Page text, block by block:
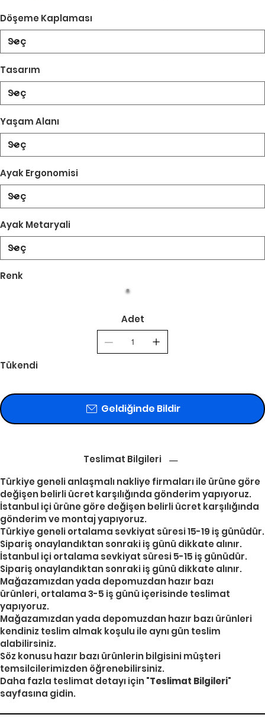
Döşeme Kaplaması
Tasarım
Yaşam Alanı
Ayak Ergonomisi
Ayak Metaryali
Renk
Adet
Tükendi
Geldiğinde Bildir
Teslimat Bilgileri
Türkiye geneli anlaşmalı nakliye firmaları ile ürüne göre
değişen belirli ücret karşılığında gönderim yapıyoruz.
İstanbul içi ürüne göre değişen belirli ücret karşılığında
gönderim ve montaj yapıyoruz.
Türkiye geneli ortalama sevkiyat süresi 15-19 iş günüdür.
Sipariş onaylandıktan sonraki iş günü dikkate alınır.
İstanbul içi ortalama sevkiyat süresi 5-15 iş günüdür.
Sipariş onaylandıktan sonraki iş günü dikkate alınır.
Mağazamızdan yada depomuzdan hazır bazı
ürünleri, ortalama 3-5 iş günü içerisinde teslimat
yapıyoruz.
Mağazamızdan yada depomuzdan hazır bazı ürünleri
kendiniz teslim almak koşulu ile aynı gün teslim
alabilirsiniz.
Söz konusu hazır bazı ürünlerin bilgisini müşteri
temsilcilerimizden öğrenebilirsiniz.
Daha fazla teslimat detayı için "Teslimat Bilgileri"
sayfasına gidin.